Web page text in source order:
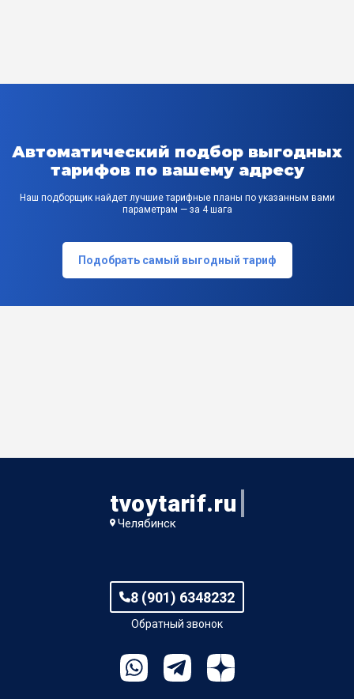
Автоматический подбор выгодных
тарифов по вашему адресу
Наш подборщик найдет лучшие тарифные планы по указанным вами
параметрам — за 4 шага
Подобрать самый выгодный тариф
tvoytarif.ru
Челябинск
8 (901) 6348232
Обратный звонок